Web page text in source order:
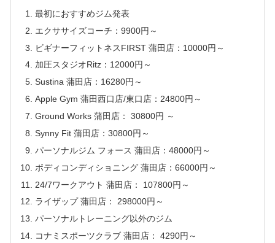
最初におすすめジム発表
エクササイズコーチ：9900円～
ビギナーフィットネスFIRST 蒲田店：10000円～
加圧スタジオRitz：12000円～
Sustina 蒲田店：16280円～
Apple Gym 蒲田西口店/東口店：24800円～
Ground Works 蒲田店： 30800円 ～
Synny Fit 蒲田店：30800円～
パーソナルジム フォース 蒲田店：48000円～
ボディコンディショニング 蒲田店：66000円～
24/7ワークアウト 蒲田店： 107800円～
ライザップ 蒲田店： 298000円～
パーソナルトレーニング以外のジム
コナミスポーツクラブ 蒲田店： 4290円～